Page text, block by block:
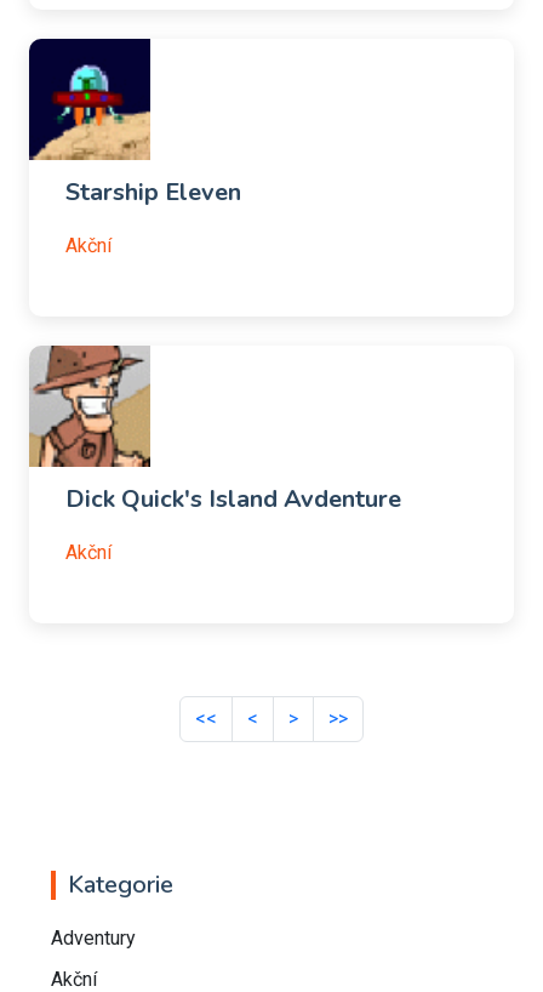
Starship Eleven
Akční
Dick Quick's Island Avdenture
Akční
<< < > >>
Kategorie
Adventury
Akční